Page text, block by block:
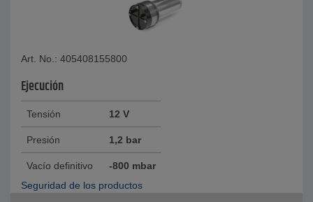
Art. No.: 405408155800
Ejecución
Tensión 12 V
Presión 1,2 bar
Vacío definitivo
-800 mbar
Seguridad de los productos